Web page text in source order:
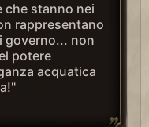
che stanno nei
rappresentano
governo... non
potere
acquatica